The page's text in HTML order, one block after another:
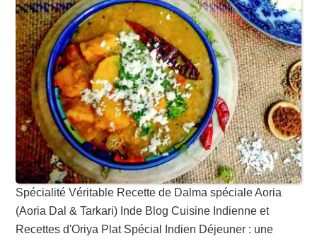
Spécialité Véritable Recette de Dalma spéciale Aoria
(Aoria Dal & Tarkari) Inde Blog Cuisine Indienne et
Recettes d'Oriya Plat Spécial Indien Déjeuner : une